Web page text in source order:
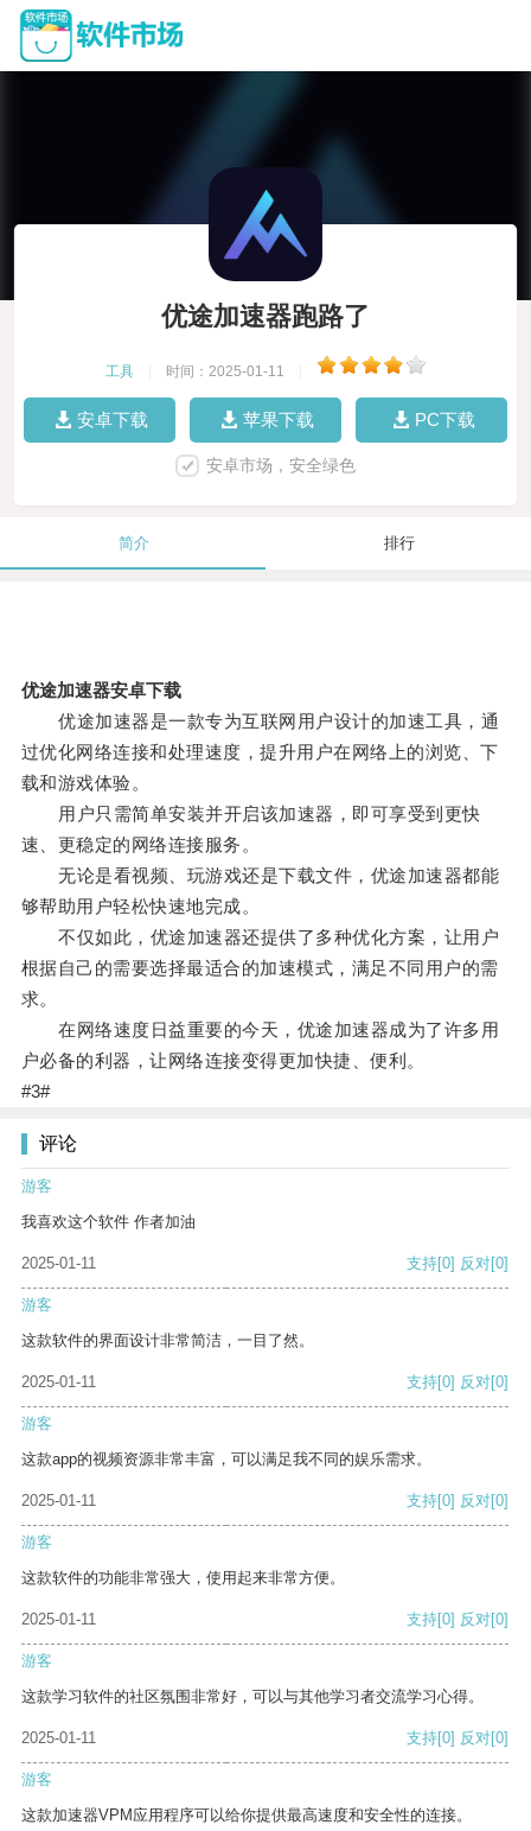
优途加速器跑路了
工具 时间：2025-01-11
安卓下载 苹果下载 PC下载
安卓市场，安全绿色
简介 排行
优途加速器安卓下载
优途加速器是一款专为互联网用户设计的加速工具，通
过优化网络连接和处理速度，提升用户在网络上的浏览、下
载和游戏体验。
用户只需简单安装并开启该加速器，即可享受到更快
速、更稳定的网络连接服务。
无论是看视频、玩游戏还是下载文件，优途加速器都能
够帮助用户轻松快速地完成。
不仅如此，优途加速器还提供了多种优化方案，让用户
根据自己的需要选择最适合的加速模式，满足不同用户的需
求。
在网络速度日益重要的今天，优途加速器成为了许多用
户必备的利器，让网络连接变得更加快捷、便利。
#3#
评论
游客
我喜欢这个软件 作者加油
2025-01-11 支持[0] 反对[0]
游客
这款软件的界面设计非常简洁，一目了然。
2025-01-11 支持[0] 反对[0]
游客
这款app的视频资源非常丰富，可以满足我不同的娱乐需求。
2025-01-11 支持[0] 反对[0]
游客
这款软件的功能非常强大，使用起来非常方便。
2025-01-11 支持[0] 反对[0]
游客
这款学习软件的社区氛围非常好，可以与其他学习者交流学习心得。
2025-01-11 支持[0] 反对[0]
游客
这款加速器VPM应用程序可以给你提供最高速度和安全性的连接。